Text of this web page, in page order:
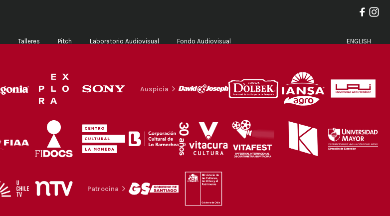
Talleres Pitch Laboratorio Audiovisual Fondo Audiovisual ENGLISH
Auspicia
Patrocina